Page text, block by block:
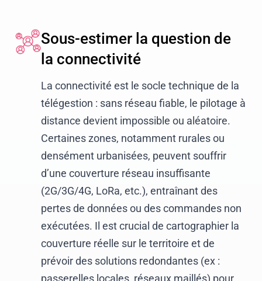
Sous-estimer la question de
la connectivité
La connectivité est le socle technique de la
télégestion : sans réseau fiable, le pilotage à
distance devient impossible ou aléatoire.
Certaines zones, notamment rurales ou
densément urbanisées, peuvent souffrir
d’une couverture réseau insuffisante
(2G/3G/4G, LoRa, etc.), entraînant des
pertes de données ou des commandes non
exécutées. Il est crucial de cartographier la
couverture réelle sur le territoire et de
prévoir des solutions redondantes (ex :
passerelles locales, réseaux maillés) pour